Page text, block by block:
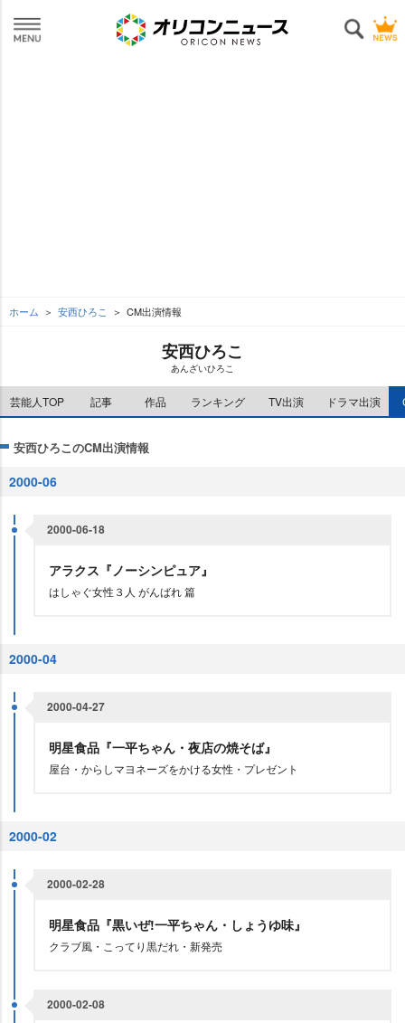
ホーム 安西ひろこ CM出演情報
安西ひろこ
あんざいひろこ
芸能人TOP 記事 作品 ランキング TV出演 ドラマ出演
安西ひろこのCM出演情報
2000-06
2000-06-18
アラクス『ノーシンピュア』
はしゃぐ女性３人 がんばれ 篇
2000-04
2000-04-27
明星食品『一平ちゃん・夜店の焼そば』
屋台・からしマヨネーズをかける女性・プレゼント
2000-02
2000-02-28
明星食品『黒いぜ!一平ちゃん・しょうゆ味』
クラブ風・こってり黒だれ・新発売
2000-02-08